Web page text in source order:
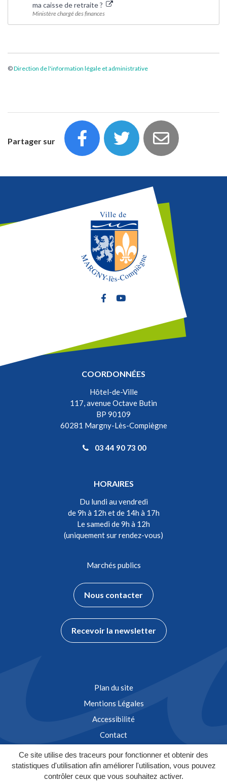
Ce site utilise des traceurs pour fonctionner et obtenir des
statistiques d'utilisation afin améliorer l'utilisation, vous pouvez
contrôler ceux que vous souhaitez activer.
ma caisse de retraite ?
Ministère chargé des finances
©Direction de l'information légale et administrative
Partager sur
Lien vers le compte Facebook
Lien vers la chaîne Youtube
COORDONNÉES
Hôtel-de-Ville
117, avenue Octave Butin
BP 90109
60281 Margny-Lès-Compiègne
03 44 90 73 00
HORAIRES
Du lundi au vendredi
de 9h à 12h et de 14h à 17h
Le samedi de 9h à 12h
(uniquement sur rendez-vous)
Marchés publics
Nous contacter
Recevoir la newsletter
Plan du site
Mentions Légales
Accessibilité
Contact